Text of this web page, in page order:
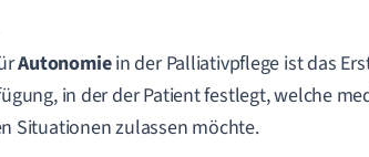
Autonomiein der Palliativpflege ist das
in der der Patient festlegt, welche
Situationen zulassen möchte.